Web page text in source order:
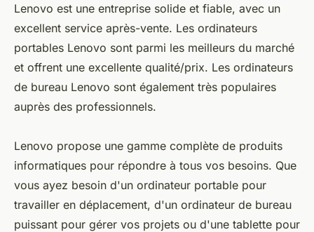
Lenovo est une entreprise solide et fiable, avec un
excellent service après-vente. Les ordinateurs
portables Lenovo sont parmi les meilleurs du marché
et offrent une excellente qualité/prix. Les ordinateurs
de bureau Lenovo sont également très populaires
auprès des professionnels.
Lenovo propose une gamme complète de produits
informatiques pour répondre à tous vos besoins. Que
vous ayez besoin d'un ordinateur portable pour
travailler en déplacement, d'un ordinateur de bureau
puissant pour gérer vos projets ou d'une tablette pour